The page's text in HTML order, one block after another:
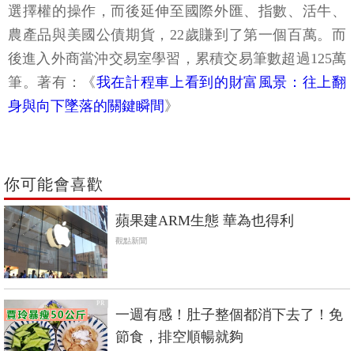
選擇權的操作，而後延伸至國際外匯、指數、活牛、
農產品與美國公債期貨，22歲賺到了第一個百萬。而
後進入外商當沖交易室學習，累積交易筆數超過125萬
筆。著有：《我在計程車上看到的財富風景：往上翻
身與向下墜落的關鍵瞬間 》
你可能會喜歡
蘋果建ARM生態 華為也得利
觀點新聞
PR
一週有感！肚子整個都消下去了！免
節食，排空順暢就夠